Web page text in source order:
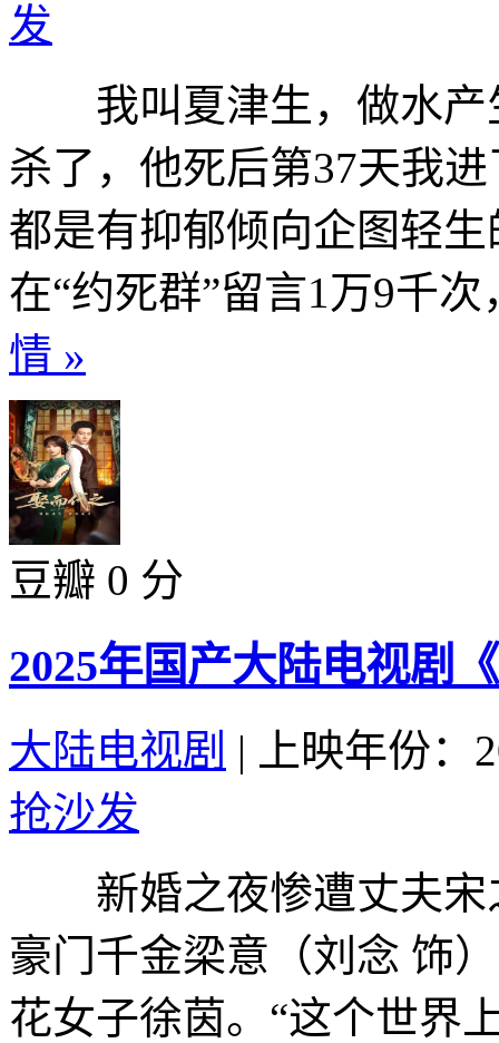
发
我叫夏津生，做水产
杀了，他死后第37天我
都是有抑郁倾向企图轻
在“约死群”留言1万9千
情 »
豆瓣 0 分
2025年国产大陆电视剧
大陆电视剧 |
上映年份：
抢沙发
新婚之夜惨遭丈夫宋
豪门千金梁意（刘念 饰
花女子徐茵。“这个世界